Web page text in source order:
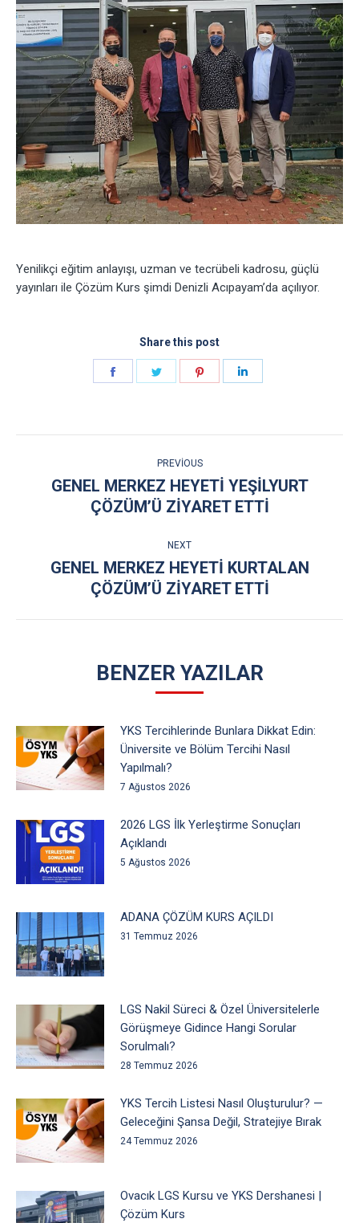
Yenilikçi eğitim anlayışı, uzman ve tecrübeli kadrosu, güçlü
yayınları ile Çözüm Kurs şimdi Denizli Acıpayam’da açılıyor.
Share this post
NAVIGATION
PREVIOUS
Previous
post:
GENEL MERKEZ HEYETİ YEŞİLYURT
ÇÖZÜM’Ü ZİYARET ETTİ
NEXT
Next
post:
GENEL MERKEZ HEYETİ KURTALAN
ÇÖZÜM’Ü ZİYARET ETTİ
BENZER YAZILAR
YKS Tercihlerinde Bunlara Dikkat Edin:
Üniversite ve Bölüm Tercihi Nasıl
Yapılmalı?
7 Ağustos 2026
2026 LGS İlk Yerleştirme Sonuçları
Açıklandı
5 Ağustos 2026
ADANA ÇÖZÜM KURS AÇILDI
31 Temmuz 2026
LGS Nakil Süreci & Özel Üniversitelerle
Görüşmeye Gidince Hangi Sorular
Sorulmalı?
28 Temmuz 2026
YKS Tercih Listesi Nasıl Oluşturulur? —
Geleceğini Şansa Değil, Stratejiye Bırak
24 Temmuz 2026
Ovacık LGS Kursu ve YKS Dershanesi |
Çözüm Kurs